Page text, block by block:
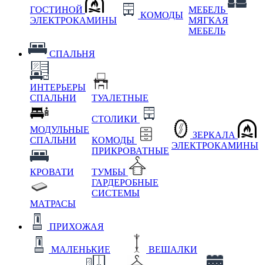
ГОСТИНОЙ
ЭЛЕКТРОКАМИНЫ
КОМОДЫ
МЕБЕЛЬ
МЯГКАЯ
МЕБЕЛЬ
СПАЛЬНЯ
ИНТЕРЬЕРЫ
СПАЛЬНИ
МОДУЛЬНЫЕ
СПАЛЬНИ
КРОВАТИ
МАТРАСЫ
ТУАЛЕТНЫЕ
СТОЛИКИ
КОМОДЫ
ПРИКРОВАТНЫЕ
ТУМБЫ
ГАРДЕРОБНЫЕ
СИСТЕМЫ
ЗЕРКАЛА
ЭЛЕКТРОКАМИНЫ
ПРИХОЖАЯ
МАЛЕНЬКИЕ ВЕШАЛКИ